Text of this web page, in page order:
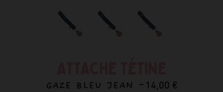
GAZE BLEU JEAN - 14,00 €